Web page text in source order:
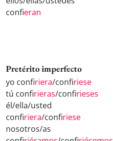
confieran
Pretérito imperfecto
yo confiriera/confiriese
tú confirieras/confirieses
él/ella/usted
confiriera/confiriese
nosotros/as